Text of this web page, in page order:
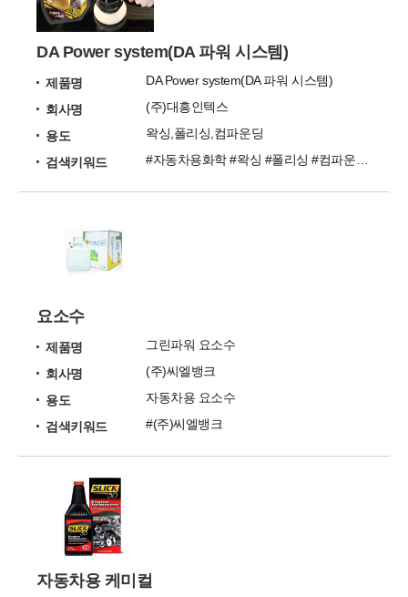
DA Power system(DA 파워 시스템)
제품명
DA Power system(DA 파워 시스템)
회사명
(주)대흥인텍스
용도
왁싱,폴리싱,컴파운딩
검색키워드
요소수
제품명
그린파워 요소수
회사명
(주)씨엘뱅크
용도
자동차용 요소수
검색키워드
#(주)씨엘뱅크
자동차용 케미컬